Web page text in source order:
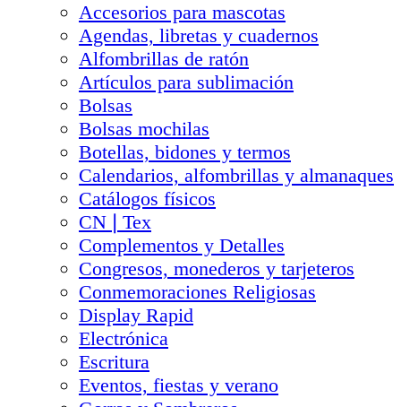
Accesorios para mascotas
Agendas, libretas y cuadernos
Alfombrillas de ratón
Artículos para sublimación
Bolsas
Bolsas mochilas
Botellas, bidones y termos
Calendarios, alfombrillas y almanaques
Catálogos físicos
CN❘Tex
Complementos y Detalles
Congresos, monederos y tarjeteros
Conmemoraciones Religiosas
Display Rapid
Electrónica
Escritura
Eventos, fiestas y verano